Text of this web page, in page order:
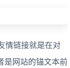
情链接就是在对
是网站的锚文本前